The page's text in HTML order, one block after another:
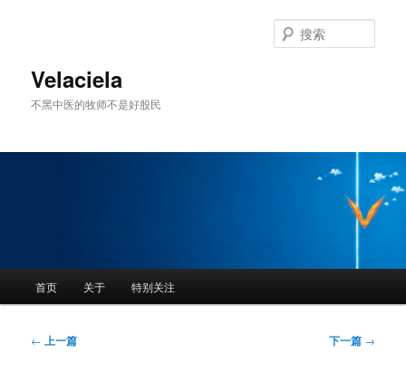
Velaciela
不黑中医的牧师不是好股民
索
首页 关于 特别关注
文
← 上一篇 下一篇 →